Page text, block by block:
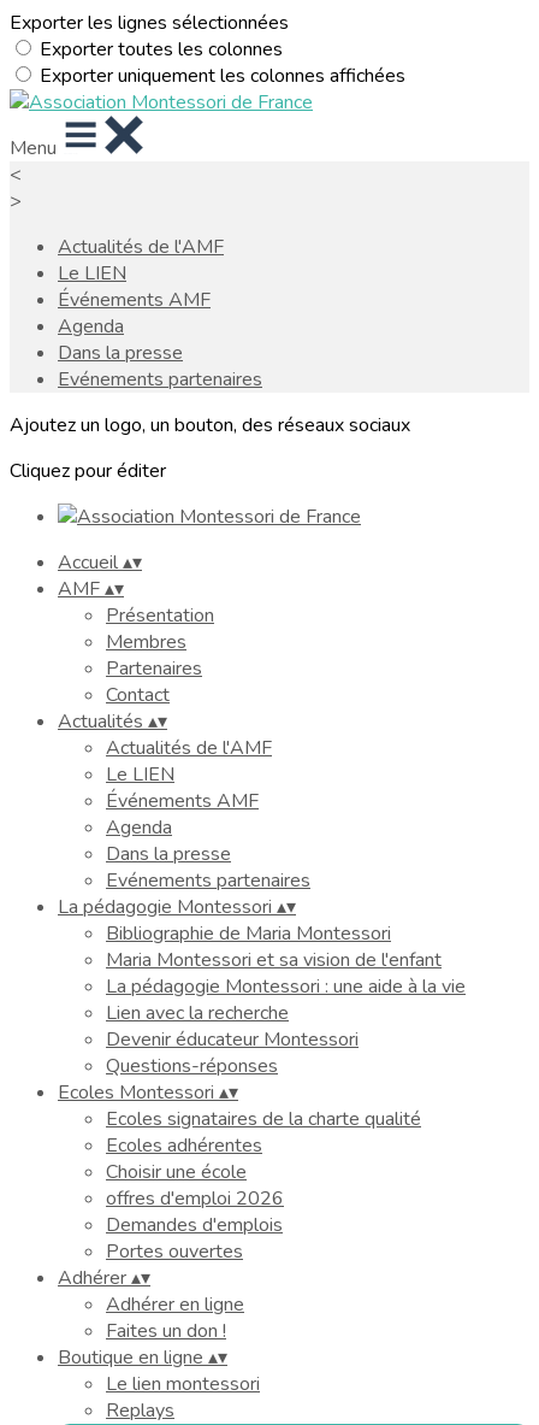
Exporter les lignes sélectionnées
Exporter toutes les colonnes
Exporter uniquement les colonnes affichées
Menu
<
>
Actualités de l'AMF
Le LIEN
Événements AMF
Agenda
Dans la presse
Evénements partenaires
Ajoutez un logo, un bouton, des réseaux sociaux
Cliquez pour éditer
Accueil▴▾
AMF▴▾
Présentation
Membres
Partenaires
Contact
Actualités ▴▾
Actualités de l'AMF
Le LIEN
Événements AMF
Agenda
Dans la presse
Evénements partenaires
La pédagogie Montessori ▴▾
Bibliographie de Maria Montessori
Maria Montessori et sa vision de l'enfant
La pédagogie Montessori : une aide à la vie
Lien avec la recherche
Devenir éducateur Montessori
Questions-réponses
Ecoles Montessori ▴▾
Ecoles signataires de la charte qualité
Ecoles adhérentes
Choisir une école
offres d'emploi 2026
Demandes d'emplois
Portes ouvertes
Adhérer▴▾
Adhérer en ligne
Faites un don !
Boutique en ligne ▴▾
Le lien montessori
Replays